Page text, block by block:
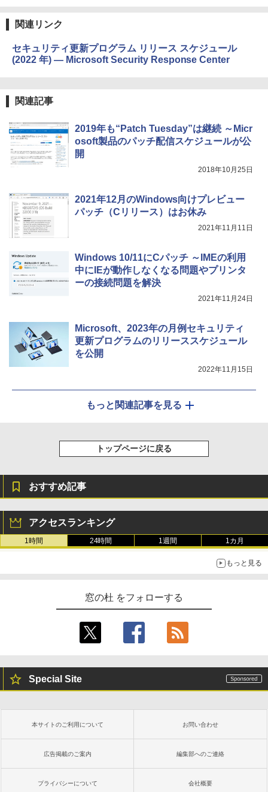
関連リンク
セキュリティ更新プログラム リリース スケジュール
(2022 年) ― Microsoft Security Response Center
関連記事
2019年も“Patch Tuesday”は継続 ～Micr
osoft製品のパッチ配信スケジュールが公
開
2018年10月25日
2021年12月のWindows向けプレビュー
パッチ（Cリリース）はお休み
2021年11月11日
Windows 10/11にCパッチ ～IMEの利用
中にIEが動作しなくなる問題やプリンタ
ーの接続問題を解決
2021年11月24日
Microsoft、2023年の月例セキュリティ
更新プログラムのリリーススケジュール
を公開
2022年11月15日
もっと関連記事を見る
トップページに戻る
おすすめ記事
アクセスランキング
1時間 24時間 1週間 1カ月
もっと見る
窓の杜 をフォローする
Special Site
本サイトのご利用について お問い合わせ
広告掲載のご案内 編集部へのご連絡
プライバシーについて 会社概要